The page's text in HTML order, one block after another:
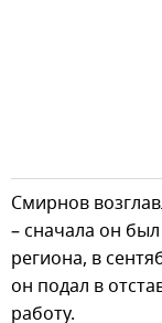
Смирнов
– сначала он
региона, в
он подал в
работу.